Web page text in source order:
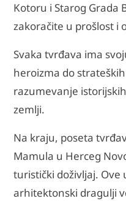
Kotoru i Starog Grada
zakoračite u prošlost i
Svaka tvrđava ima
heroizma do
razumevanje
zemlji.
Na kraju, poseta
Mamula u Herceg
turistički doživljaj. Ove
arhitektonski dragulji